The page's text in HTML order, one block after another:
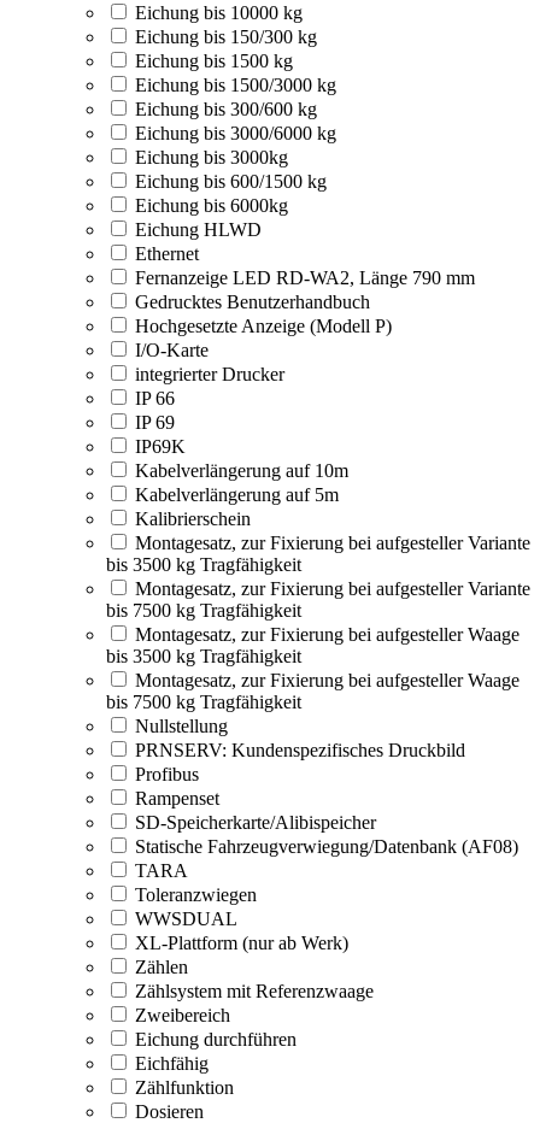
Eichung bis 10000 kg
Eichung bis 150/300 kg
Eichung bis 1500 kg
Eichung bis 1500/3000 kg
Eichung bis 300/600 kg
Eichung bis 3000/6000 kg
Eichung bis 3000kg
Eichung bis 600/1500 kg
Eichung bis 6000kg
Eichung HLWD
Ethernet
Fernanzeige LED RD-WA2, Länge 790 mm
Gedrucktes Benutzerhandbuch
Hochgesetzte Anzeige (Modell P)
I/O-Karte
integrierter Drucker
IP 66
IP 69
IP69K
Kabelverlängerung auf 10m
Kabelverlängerung auf 5m
Kalibrierschein
Montagesatz, zur Fixierung bei aufgesteller Variante
bis 3500 kg Tragfähigkeit
Montagesatz, zur Fixierung bei aufgesteller Variante
bis 7500 kg Tragfähigkeit
Montagesatz, zur Fixierung bei aufgesteller Waage
bis 3500 kg Tragfähigkeit
Montagesatz, zur Fixierung bei aufgesteller Waage
bis 7500 kg Tragfähigkeit
Nullstellung
PRNSERV: Kundenspezifisches Druckbild
Profibus
Rampenset
SD-Speicherkarte/Alibispeicher
Statische Fahrzeugverwiegung/Datenbank (AF08)
TARA
Toleranzwiegen
WWSDUAL
XL-Plattform (nur ab Werk)
Zählen
Zählsystem mit Referenzwaage
Zweibereich
Eichung durchführen
Eichfähig
Zählfunktion
Dosieren